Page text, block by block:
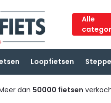
Alle
Loopfietsen
dan 50000 fietsen